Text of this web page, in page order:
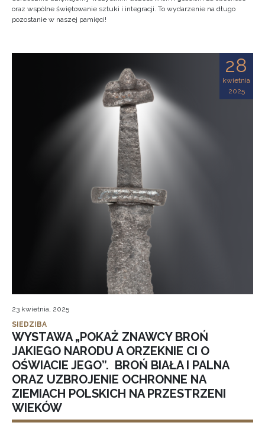
oraz wspólne świętowanie sztuki i integracji. To wydarzenie na długo
pozostanie w naszej pamięci!
28
kwietnia
2025
23 kwietnia, 2025
SIEDZIBA
WYSTAWA „POKAŻ ZNAWCY BROŃ
JAKIEGO NARODU A ORZEKNIE CI O
OŚWIACIE JEGO”. BROŃ BIAŁA I PALNA
ORAZ UZBROJENIE OCHRONNE NA
ZIEMIACH POLSKICH NA PRZESTRZENI
WIEKÓW